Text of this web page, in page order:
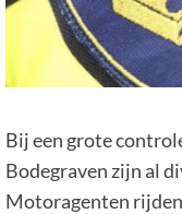
Bij een grote
Bodegraven zijn al
Motoragenten